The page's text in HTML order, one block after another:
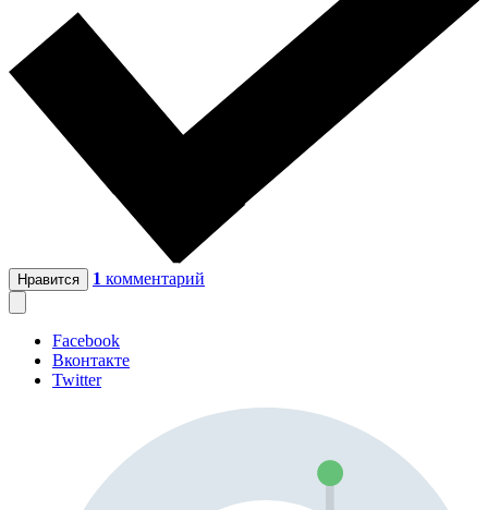
Нравится 1 комментарий
Facebook
Вконтакте
Twitter